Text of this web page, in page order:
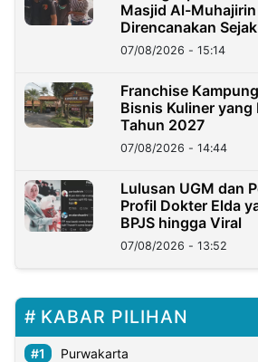
Masjid Al-
Direncanakan
07/08/2026 - 15:14
Franchise
Bisnis Kuliner
Tahun 2027
07/08/2026 - 14:44
Lulusan UGM dan
Profil Dokter Elda
BPJS hingga Viral
07/08/2026 - 13:52
KABAR PILIHAN
Purwakarta